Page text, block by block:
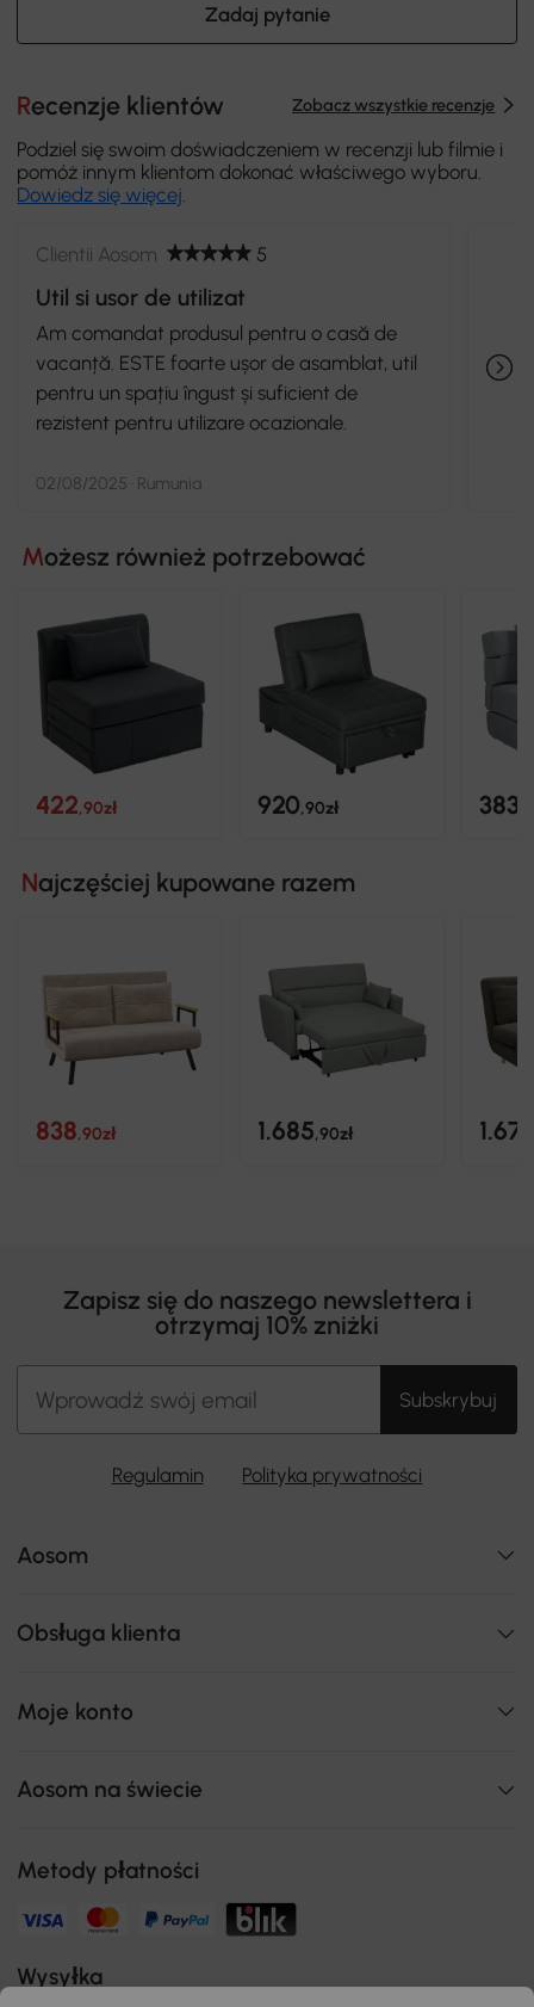
Zadaj pytanie
Recenzje klientów Zobacz wszystkie recenzje
Podziel się swoim doświadczeniem w recenzji lub filmie i
pomóż innym klientom dokonać właściwego wyboru.
Dowiedz się więcej
Clientii Aosom 5
Util si usor de utilizat
Am comandat produsul pentru o casă de
vacanță. ESTE foarte ușor de asamblat, util
pentru un spațiu îngust și suficient de
rezistent pentru utilizare ocazionale.
02/08/2025 · Rumunia
Możesz również potrzebować
422,90zł 920,90zł 383
Najczęściej kupowane razem
838,90zł 1.685,90zł 1.671
Zapisz się do naszego newslettera i
otrzymaj 10% zniżki
Subskrybuj
Regulamin Polityka prywatności
Aosom
Obsługa klienta
Moje konto
Aosom na świecie
Metody płatności
Wysyłka